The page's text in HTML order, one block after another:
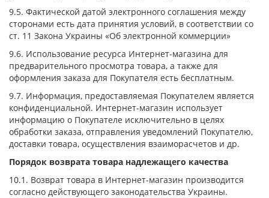
9.5. Фактической датой электронного соглашения между
сторонами есть дата принятия условий, в соответствии со
ст. 11 Закона Украины «Об электронной коммерции»
9.6. Использование ресурса Интернет-магазина для
предварительного просмотра товара, а также для
оформления заказа для Покупателя есть бесплатным.
9.7. Информация, предоставляемая Покупателем является
конфиденциальной. Интернет-магазин использует
информацию о Покупателе исключительно в целях
обработки заказа, отправления уведомлений Покупателю,
доставки товара, осуществления взаиморасчетов и др.
Порядок возврата товара надлежащего качества
10.1. Возврат товара в Интернет-магазин производится
согласно действующего законодательства Украины.